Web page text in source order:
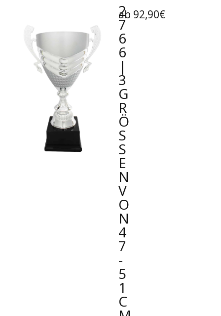
2
7
6
6
|
3
G
R
Ö
SS
E
N
VO
N
4
7
-
5
1
C
M
ab 92,90€